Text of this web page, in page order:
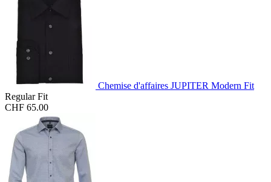
Chemise d'affaires JUPITER Modern Fit
Regular Fit
CHF 65.00